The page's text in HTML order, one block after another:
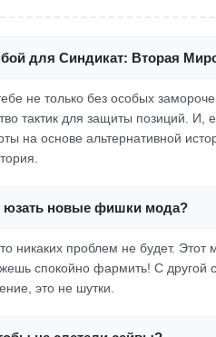
для Синдикат: Вторая
не только без особых
тактик для защиты позиций. И,
на основе альтернативной
юзать новые фишки мода?
никаких проблем не будет.
спокойно фармить! С другой
это не шутки.